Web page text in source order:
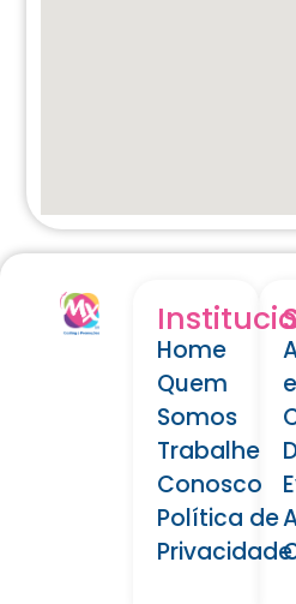
Home
Quem
Somos
Trabalhe
Conosco
Política de
Privacidade